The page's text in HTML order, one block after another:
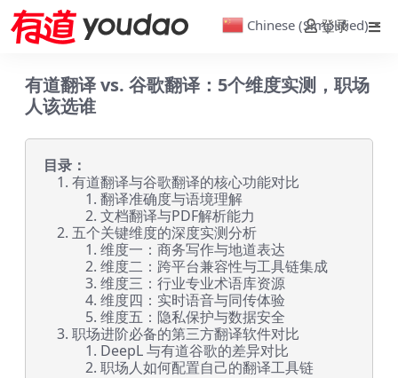
登录
有道翻译 vs. 谷歌翻译：5个维度实测，职场
人该选谁
目录：
有道翻译与谷歌翻译的核心功能对比
翻译准确度与语境理解
文档翻译与PDF解析能力
五个关键维度的深度实测分析
维度一：商务写作与地道表达
维度二：跨平台兼容性与工具链集成
维度三：行业专业术语库资源
维度四：实时语音与同传体验
维度五：隐私保护与数据安全
职场进阶必备的第三方翻译软件对比
DeepL 与有道谷歌的差异对比
职场人如何配置自己的翻译工具链
Chinese (Simplified) ▼